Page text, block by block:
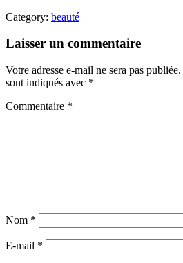
Category: beauté
Laisser un commentaire
Votre adresse e-mail ne sera pas publiée.
sont indiqués avec *
Commentaire *
Nom *
E-mail *